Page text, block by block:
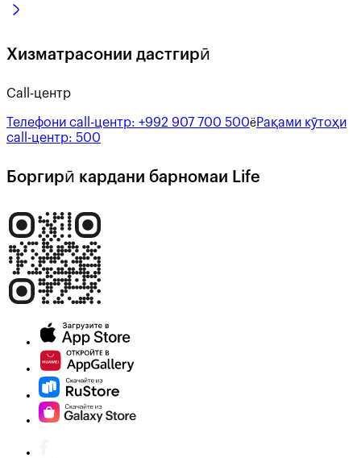
Хизматрасонии дастгирӣ
Call-центр
Телефони call-центр: +992 907 700 500ёРақами кӯтоҳи
call-центр: 500
Боргирӣ кардани барномаи Life